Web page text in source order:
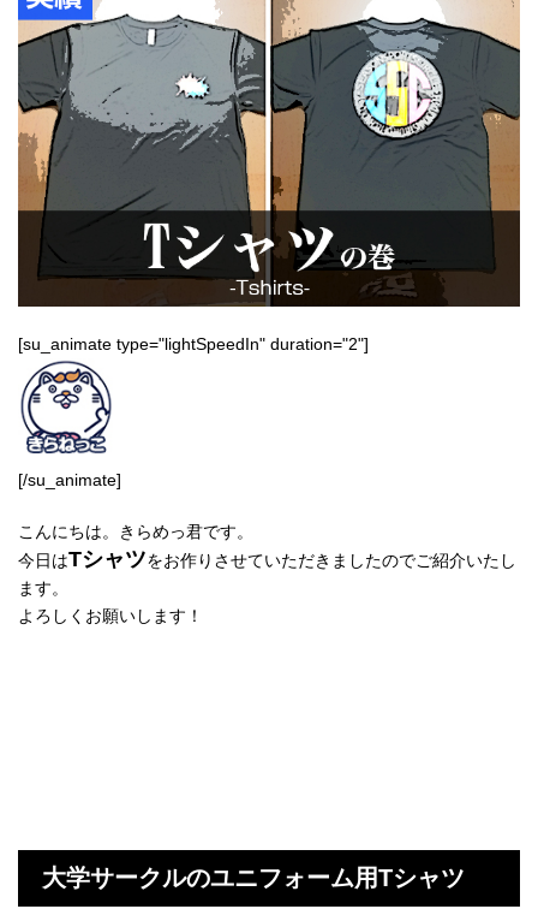
[su_animate type="lightSpeedIn" duration="2"]
[/su_animate]
こんにちは。きらめっ君です。
今日はTシャツをお作りさせていただきましたのでご紹介いたし
ます。
よろしくお願いします！
大学サークルのユニフォーム用Tシャツ